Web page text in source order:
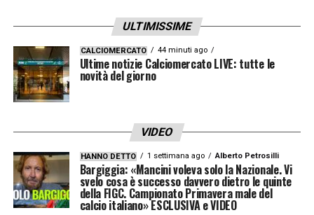
ULTIMISSIME
CALCIOMERCATO 44 minuti ago
Ultime notizie Calciomercato LIVE: tutte le
novità del giorno
VIDEO
HANNO DETTO 1 settimana ago Alberto Petrosilli
Bargiggia: «Mancini voleva solo la Nazionale. Vi
svelo cosa è successo davvero dietro le quinte
della FIGC. Campionato Primavera male del
calcio italiano» ESCLUSIVA e VIDEO